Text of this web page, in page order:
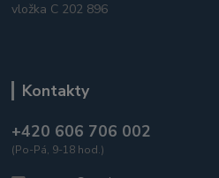
vložka C 202 896
Kontakty
+420 606 706 002
(Po-Pá, 9-18 hod.)